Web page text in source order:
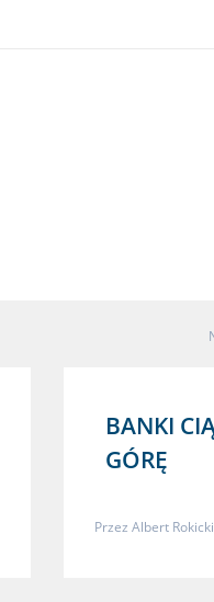
BANKI
GÓRĘ
Przez Albert Rokicki